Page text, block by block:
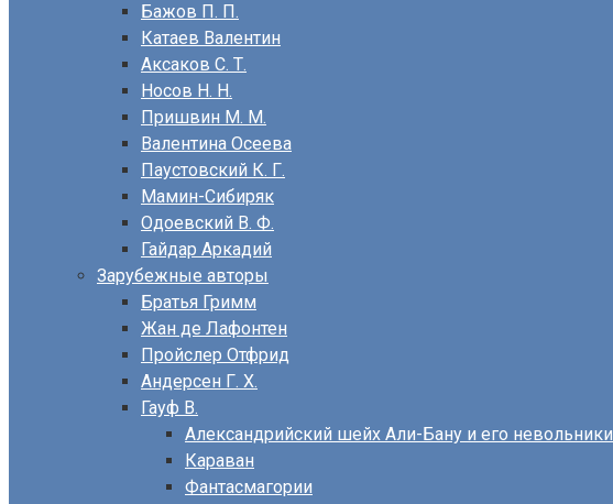
Бажов П. П.
Катаев Валентин
Аксаков С. Т.
Носов Н. Н.
Пришвин М. М.
Валентина Осеева
Паустовский К. Г.
Мамин-Сибиряк
Одоевский В. Ф.
Гайдар Аркадий
Зарубежные авторы
Братья Гримм
Жан де Лафонтен
Пройслер Отфрид
Андерсен Г. Х.
Гауф В.
Александрийский шейх Али-Бану и его невольники
Караван
Фантасмагории